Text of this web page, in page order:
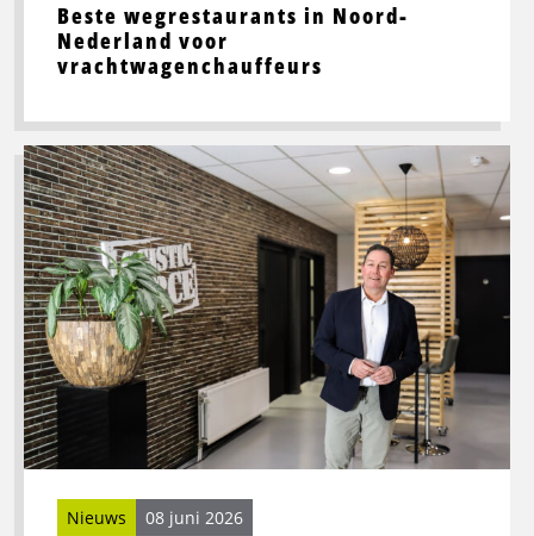
Beste wegrestaurants in Noord-
Nederland voor
vrachtwagenchauffeurs
Nieuws 08 juni 2026
Lees
meer
over
Toekomstbestendige
logistiek
vraagt
om
slimme
processen
én
sterke
mensen